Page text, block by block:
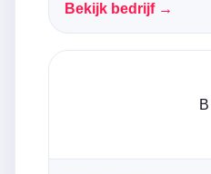
Bekijk bedrijf →
B